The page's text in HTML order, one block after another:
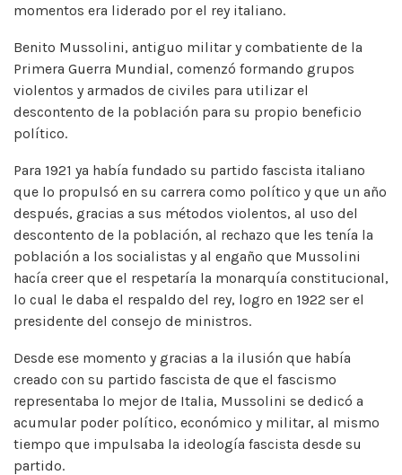
momentos era liderado por el rey italiano.
Benito Mussolini, antiguo militar y combatiente de la
Primera Guerra Mundial, comenzó formando grupos
violentos y armados de civiles para utilizar el
descontento de la población para su propio beneficio
político.
Para 1921 ya había fundado su partido fascista italiano
que lo propulsó en su carrera como político y que un año
después, gracias a sus métodos violentos, al uso del
descontento de la población, al rechazo que les tenía la
población a los socialistas y al engaño que Mussolini
hacía creer que el respetaría la monarquía constitucional,
lo cual le daba el respaldo del rey, logro en 1922 ser el
presidente del consejo de ministros.
Desde ese momento y gracias a la ilusión que había
creado con su partido fascista de que el fascismo
representaba lo mejor de Italia, Mussolini se dedicó a
acumular poder político, económico y militar, al mismo
tiempo que impulsaba la ideología fascista desde su
partido.